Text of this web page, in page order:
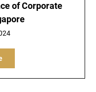
of Corporate